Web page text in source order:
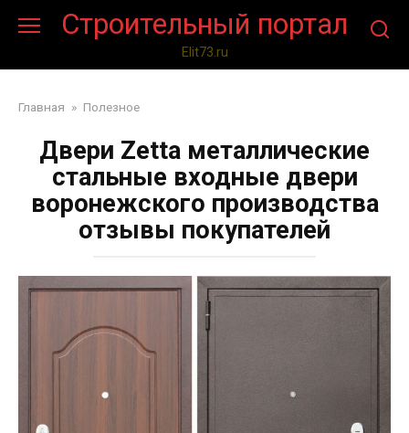
Строительный портал
Elit73.ru
Главная » Полезное
Двери Zetta металлические
стальные входные двери
воронежского производства
отзывы покупателей